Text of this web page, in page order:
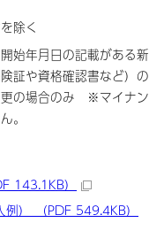
除く
始年月日の記載がある新
証や資格確認書など）の
更の場合のみ ※マイナン
。
143.1KB）
） （PDF 549.4KB）